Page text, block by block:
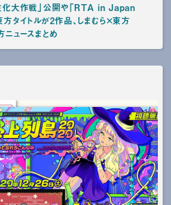
化大作戦」公開や「RTA in Japan
イトルが2作品、しまむら×東方
ュースまとめ